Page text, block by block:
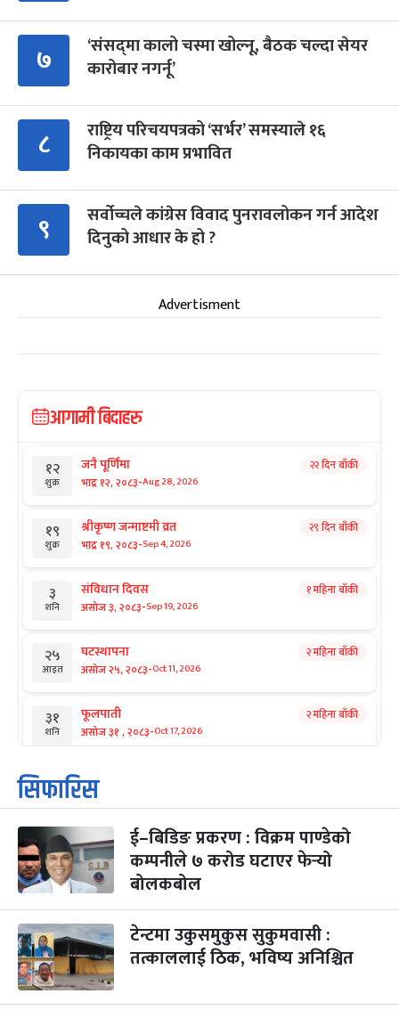
७
‘संसद्‍मा कालो चस्मा खोल्नू, बैठक चल्दा सेयर
कारोबार नगर्नू’
८
राष्ट्रिय परिचयपत्रको ‘सर्भर’ समस्याले १६
निकायका काम प्रभावित
९
सर्वोच्चले कांग्रेस विवाद पुनरावलोकन गर्न आदेश
दिनुको आधार के हो ?
Advertisment
आगामी बिदाहरु
१२
शुक्र
जनै पूर्णिमा
भाद्र १२, २०८३-Aug 28, 2026
२२ दिन बाँकी
१९
शुक्र
श्रीकृष्ण जन्माष्टमी व्रत
भाद्र १९, २०८३-Sep 4, 2026
२९ दिन बाँकी
३
शनि
संविधान दिवस
असोज ३, २०८३-Sep 19, 2026
१ महिना बाँकी
२५
आइत
घटस्थापना
असोज २५, २०८३-Oct 11, 2026
२ महिना बाँकी
३१
शनि
फूलपाती
असोज ३१ , २०८३-Oct 17, 2026
२ महिना बाँकी
१
आइत
कार्तिक सङ्क्रान्ति
कार्तिक १, २०८३
३
मंगल
महानवमी
कार्तिक ३, २०८३-Oct 20, 2026
२ महिना बाँकी
४
५
बिहि
पापा‌ङ्कुशा एकादशी व्रत
कार्तिक ५, २०८३
२ महिना बाँकी
सिफारिस
ई–बिडिङ प्रकरण : विक्रम पाण्डेको
कम्पनीले ७ करोड घटाएर फेर्‍यो
बोलकबोल
टेन्टमा उकुसमुकुस सुकुमवासी :
तत्काललाई ठिक, भविष्य अनिश्चित